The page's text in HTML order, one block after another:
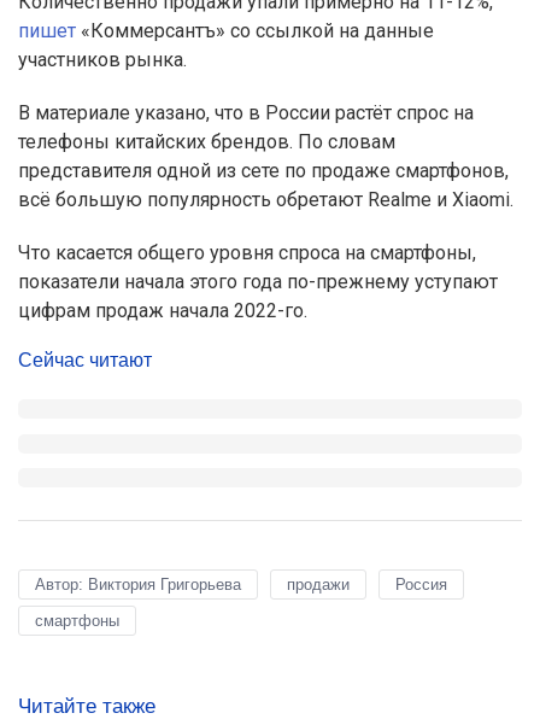
пишет «Коммерсантъ» со ссылкой на данные
участников рынка.
В материале указано, что в России растёт спрос на
телефоны китайских брендов. По словам
представителя одной из сете по продаже смартфонов,
всё большую популярность обретают Realme и Xiaomi.
Что касается общего уровня спроса на смартфоны,
показатели начала этого года по-прежнему уступают
цифрам продаж начала 2022-го.
Сейчас читают
Автор: Виктория Григорьева продажи
Россия
смартфоны
Читайте также